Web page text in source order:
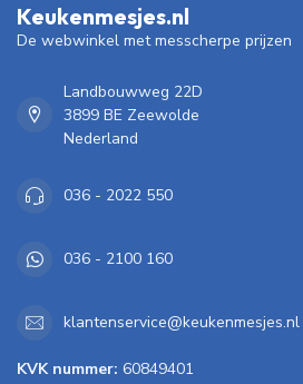
Keukenmesjes.nl
De webwinkel met messcherpe prijzen
Landbouwweg 22D
3899 BE Zeewolde
Nederland
036 - 2022 550
036 - 2100 160
klantenservice@keukenmesjes.nl
KVK nummer: 60849401